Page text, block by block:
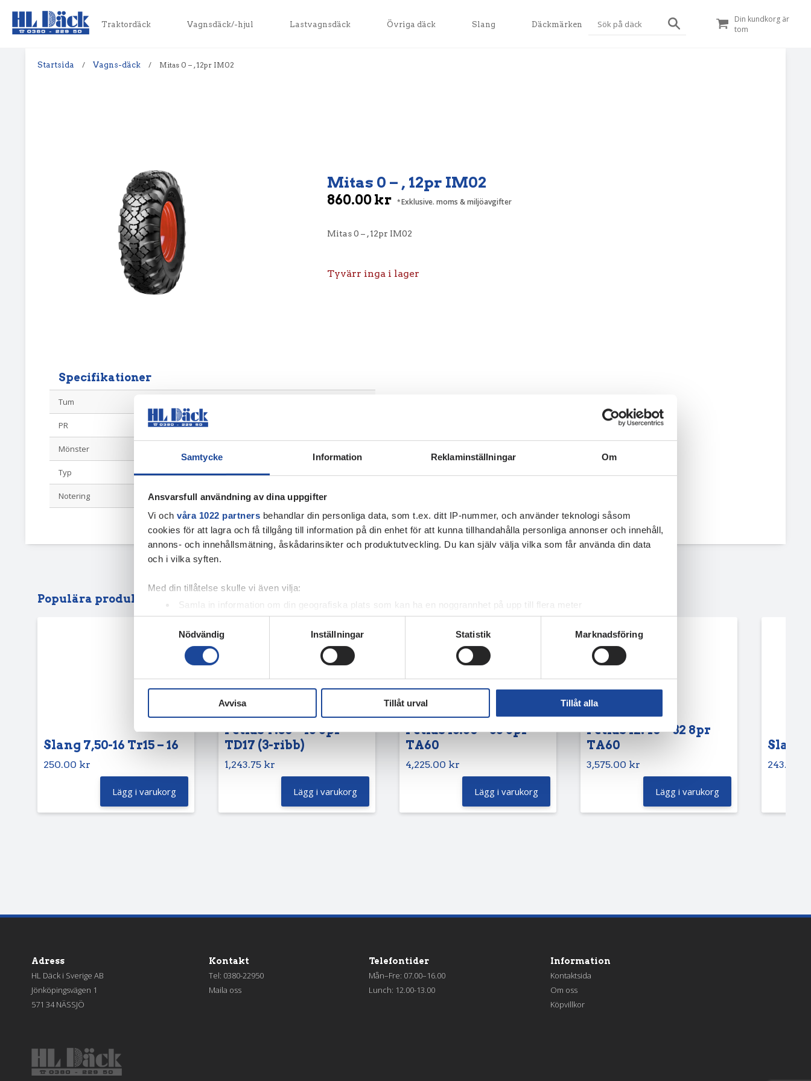
Samtycke Information Reklaminställningar Om
Ansvarsfull användning av dina uppgifter
Vi och våra 1022 partners behandlar din personliga data, som t.ex. ditt IP-nummer, och använder teknologi såsom
cookies för att lagra och få tillgång till information på din enhet för att kunna tillhandahålla personliga annonser och innehåll,
annons- och innehållsmätning, åskådarinsikter och produktutveckling. Du kan själv välja vilka som får använda din data
och i vilka syften.
Med din tillåtelse skulle vi även vilja:
Samla in information om din geografiska plats som kan ha en noggrannhet på upp till flera meter
Identifiera din enhet genom att aktivt skanna den för specifika kännetecken (fingeravtryck)
Ta reda på mer om hur dina personliga uppgifter behandlas och ställ in dina preferenser i
detaljsektionen. Du kan ändra
eller dra tillbaka ditt samtycke när som helst från cookie-förklaringen.
Vi använder enhetsidentifierare för att anpassa innehållet och annonserna till användarna, tillhandahålla funktioner för
till de sociala medier och annons- och analysföretag som vi samarbetar med. Dessa kan i sin tur kombinera informationen
Nödvändig
Inställningar Statistik Marknadsföring
Avvisa Tillåt urval Tillåt alla
Traktordäck Vagnsdäck/-hjul Lastvagnsdäck Övriga däck Slang Däckmärken
Din kundkorg är
tom
Startsida / Vagns-däck / Mitas 0 – , 12pr IM02
Mitas 0 – , 12pr IM02
860.00kr Exklusive. moms & miljöavgifter
Mitas 0 – , 12pr IM02
Tyvärr inga i lager
Specifikationer
Tum
PR
Mönster
Typ Vagnsdäck
Notering gammal dot
Populära produkter
Slang 7,50-16 Tr15 – 16
250.00 kr
Lägg i varukorg
Petlas 7.50 – 16 8pr
TD17 (3-ribb)
1,243.75 kr
Lägg i varukorg
Petlas 13.60 – 36 8pr
TA60
4,225.00 kr
Lägg i varukorg
Petlas 12.40 – 32 8pr
TA60
3,575.00 kr
Lägg i varukorg
Slang
243.75
Adress
HL Däck i Sverige AB
Jönköpingsvägen 1
571 34 NÄSSJÖ
Kontakt
Tel: 0380-22950
Maila oss
Telefontider
Mån–Fre: 07.00–16.00
Lunch: 12.00-13.00
Information
Kontaktsida
Om oss
Köpvillkor